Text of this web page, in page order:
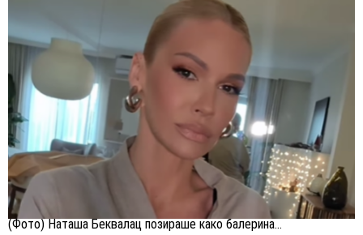
(Фото) Наташа Беквалац позираше како балерина...